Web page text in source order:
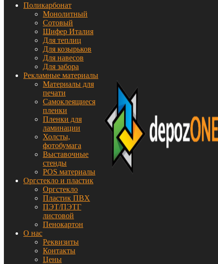
Поликарбонат
Монолитный
Сотовый
Шифер Италия
Для теплиц
Для козырьков
Для навесов
Для забора
Рекламные материалы
Материалы для
печати
Самоклеящиеся
пленки
Пленки для
ламинации
Холсты,
фотобумага
Выставочные
стенды
POS материалы
Оргстекло и пластик
Оргстекло
Пластик ПВХ
ПЭТ/ПЭТГ
листовой
Пенокартон
О нас
Реквизиты
Контакты
Цены